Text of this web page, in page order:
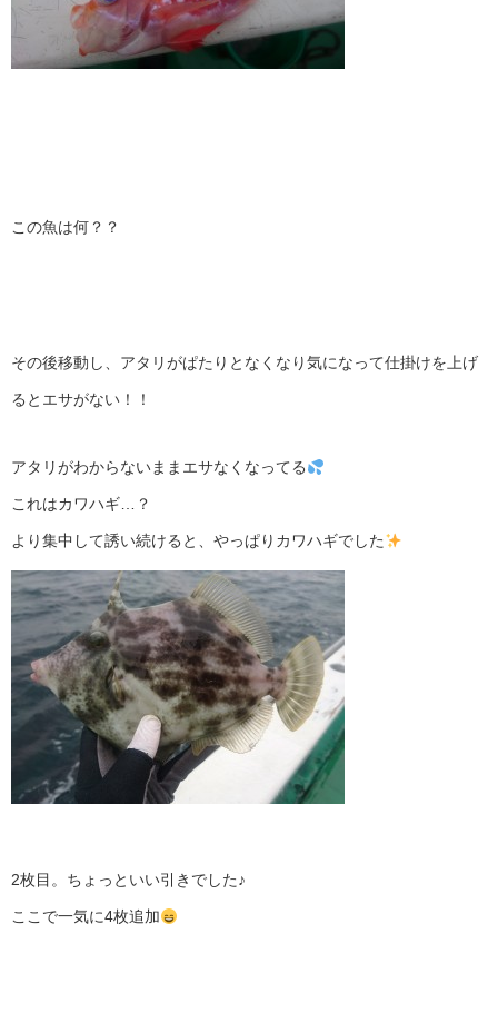
この魚は何？？
その後移動し、アタリがぱたりとなくなり気になって仕掛けを上げ
るとエサがない！！
アタリがわからないままエサなくなってる
これはカワハギ…？
より集中して誘い続けると、やっぱりカワハギでした
2枚目。ちょっといい引きでした♪
ここで一気に4枚追加